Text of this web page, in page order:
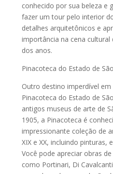
conhecido por sua beleza e
fazer um tour pelo interior
detalhes arquitetônicos e
importância na cena cultural
dos anos.
Pinacoteca do Estado de
Outro destino imperdível
Pinacoteca do Estado de
antigos museus de arte de
1905, a Pinacoteca é
impressionante coleção de
XIX e XX, incluindo pinturas,
Você pode apreciar obras
como Portinari, Di